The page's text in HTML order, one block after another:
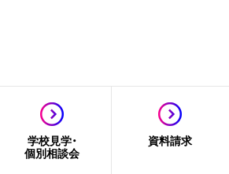
学校見学・
個別相談会
資料請求